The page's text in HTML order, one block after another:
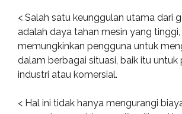
< Salah satu keunggulan utama dari
adalah daya tahan mesin yang tinggi,
memungkinkan pengguna untuk
dalam berbagai situasi, baik itu untuk
industri atau komersial.
< Hal ini tidak hanya mengurangi